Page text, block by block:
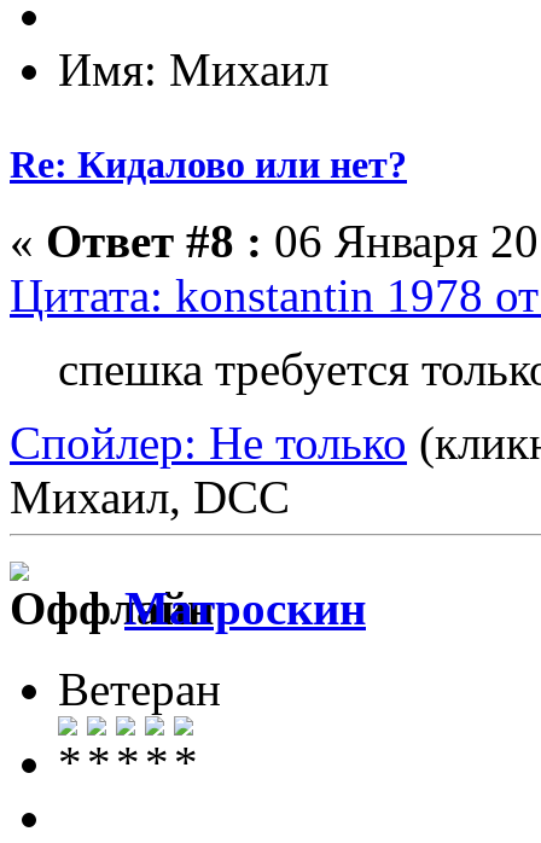
Имя: Михаил
Re: Кидалово или нет?
« Ответ #8 : 06 Января
Цитата: konstantin 1978
спешка требуется
Спойлер: Не только
Михаил, DCC
Матроскин
Ветеран